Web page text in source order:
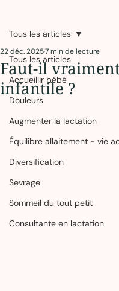
Tous les articles
Accueillir bébé
Douleurs
Augmenter la lactation
Équilibre allaitement - vie
Diversification
Sevrage
Sommeil du tout petit
Consultante en lactation
Tous les articles
Faut-il
infantile ?
22 déc. 20257 min de lecture